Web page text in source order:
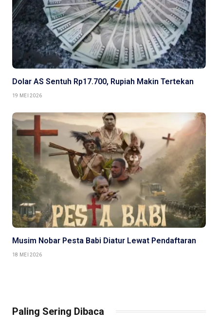
Dolar AS Sentuh Rp17.700, Rupiah Makin Tertekan
19 MEI 2026
Musim Nobar Pesta Babi Diatur Lewat Pendaftaran
18 MEI 2026
Paling Sering Dibaca